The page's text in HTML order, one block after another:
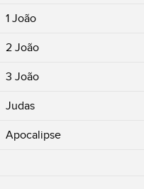
1 João
2 João
3 João
Judas
Apocalipse